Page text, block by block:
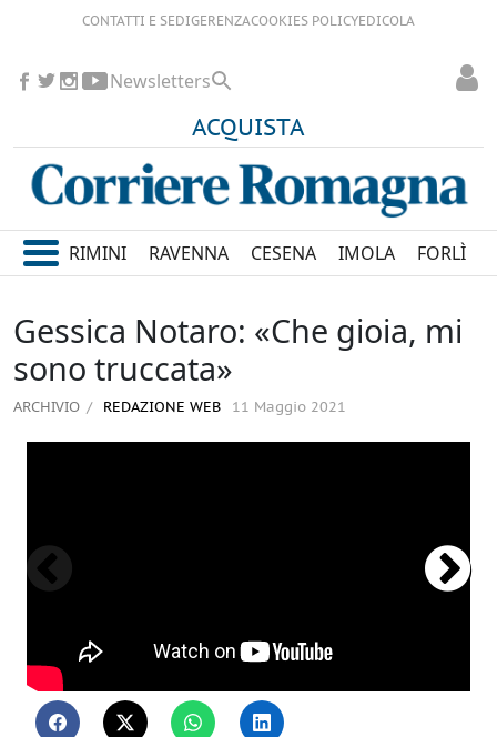
CONTATTI E SEDIGERENZACOOKIES POLICYEDICOLA
ACQUISTA
Newsletters
RIMINI RAVENNA CESENA IMOLA FORLÌ
Gessica Notaro: «Che gioia, mi
sono truccata»
ARCHIVIO REDAZIONE WEB 11 Maggio 2021